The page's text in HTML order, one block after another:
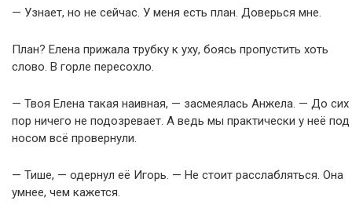
— Узнает, но не сейчас. У меня есть план. Доверься мне.
План? Елена прижала трубку к уху, боясь пропустить хоть
слово. В горле пересохло.
— Твоя Елена такая наивная, — засмеялась Анжела. — До сих
пор ничего не подозревает. А ведь мы практически у неё под
носом всё провернули.
— Тише, — одернул её Игорь. — Не стоит расслабляться. Она
умнее, чем кажется.